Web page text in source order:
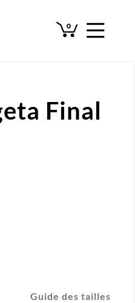
0
Final
Guide des tailles